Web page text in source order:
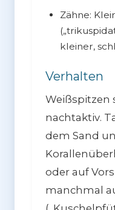
Zähne:
kleiner,
Verhalten
Weißspitzen
nachtaktiv.
dem Sand
oder auf
manchmal